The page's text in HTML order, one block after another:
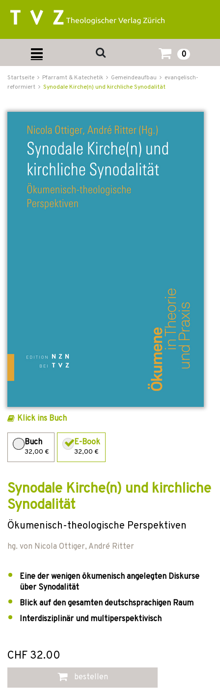
0
Startseite Pfarramt & Katechetik Gemeindeaufbau
evangelisch-
reformiert
Synodale Kirche(n) und kirchliche Synodalität
Klick ins Buch
Buch
32,00 €
E-Book
32,00 €
Synodale Kirche(n) und kirchliche
Synodalität
Ökumenisch-theologische Perspektiven
hg. von Nicola Ottiger, André Ritter
Eine der wenigen ökumenisch angelegten Diskurse
über Synodalität
Blick auf den gesamten deutschsprachigen Raum
Interdisziplinär und multiperspektivisch
CHF 32.00
bestellen